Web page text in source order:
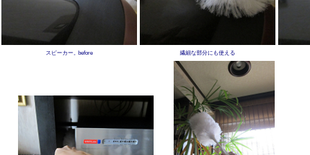
スピーカー。before 繊細な部分にも使える